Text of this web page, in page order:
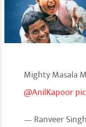
Mighty Masala
@AnilKapoor
— Ranveer